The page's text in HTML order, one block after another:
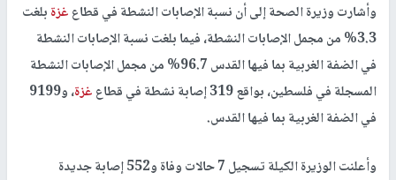
وأشارت وزيرة الصحة إلى أن نسبة الإصابات النشطة في قطاعغزةبلغت
3.3% من مجمل الإصابات النشطة، فيما بلغت نسبة الإصابات النشطة
في الضفة الغربية بما فيها القدس 96.7% من مجمل الإصابات النشطة
المسجلة في فلسطين، بواقع 319 إصابة نشطة في قطاع
غزة
، و9199
في الضفة الغربية بما فيها القدس.
وأعلنت الوزيرة الكيلة تسجيل 7 حالات وفاة و552 إصابة جديدة